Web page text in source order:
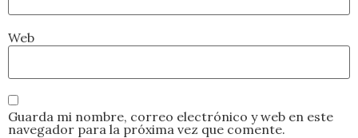
Web
Guarda mi nombre, correo electrónico y web en este
navegador para la próxima vez que comente.